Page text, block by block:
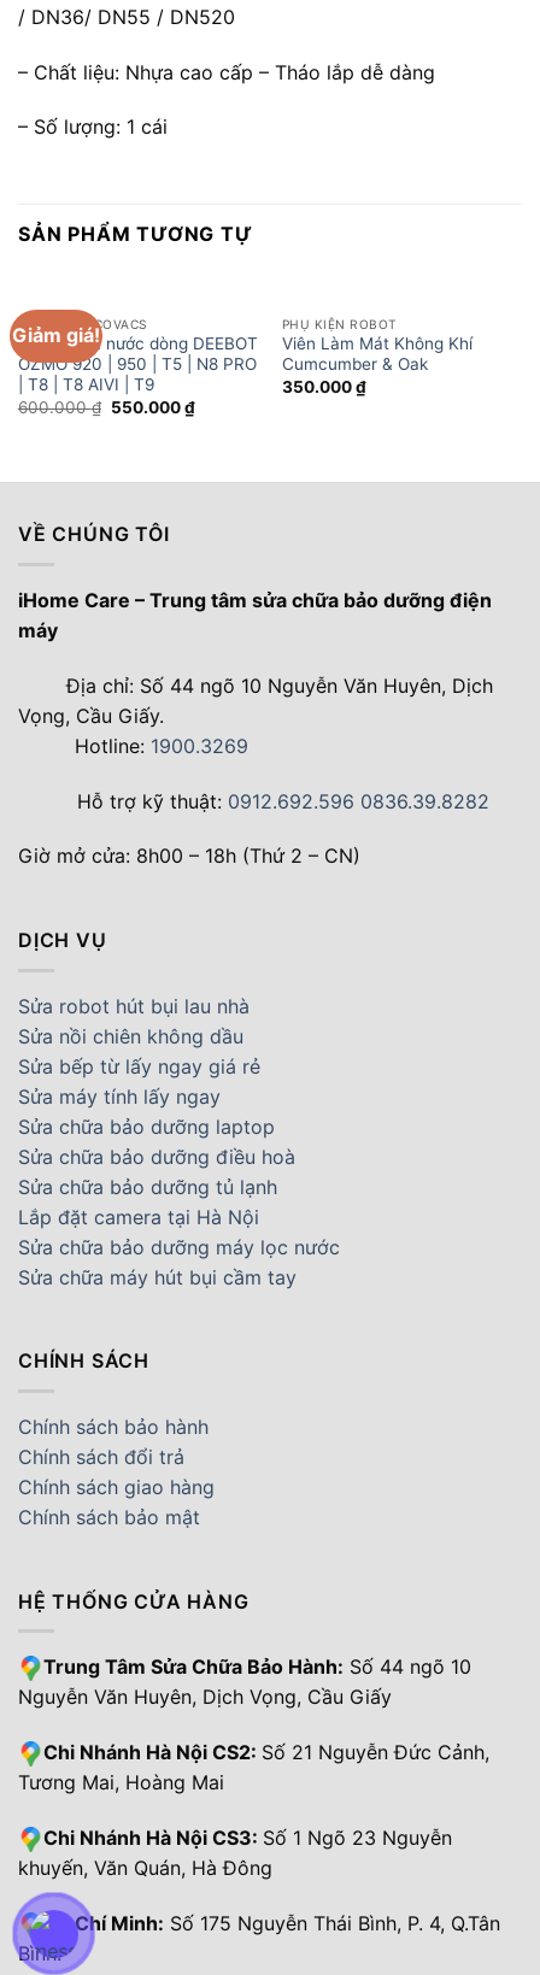
/ DN36/ DN55 / DN520
– Chất liệu: Nhựa cao cấp – Tháo lắp dễ dàng
– Số lượng: 1 cái
SẢN PHẨM TƯƠNG TỰ
Giảm giá!
PHỤ KIỆN ECOVACS
Khay chứa nước dòng DEEBOT
OZMO 920 | 950 | T5 | N8 PRO
| T8 | T8 AIVI | T9
600.000₫ Giá
550.000₫Giá
hiện
PHỤ KIỆN ROBOT
Viên Làm Mát Không Khí
Cumcumber & Oak
350.000₫
VỀ CHÚNG TÔI
iHome Care – Trung tâm sửa chữa bảo dưỡng điện
máy
Địa chỉ: Số 44 ngõ 10 Nguyễn Văn Huyên, Dịch
Vọng, Cầu Giấy.
Hotline: 1900.3269
Hỗ trợ kỹ thuật: 0912.692.596 0836.39.8282
Giờ mở cửa: 8h00 – 18h (Thứ 2 – CN)
DỊCH VỤ
Sửa robot hút bụi lau nhà
Sửa nồi chiên không dầu
Sửa bếp từ lấy ngay giá rẻ
Sửa máy tính lấy ngay
Sửa chữa bảo dưỡng laptop
Sửa chữa bảo dưỡng điều hoà
Sửa chữa bảo dưỡng tủ lạnh
Lắp đặt camera tại Hà Nội
Sửa chữa bảo dưỡng máy lọc nước
Sửa chữa máy hút bụi cầm tay
CHÍNH SÁCH
Chính sách bảo hành
Chính sách đổi trả
Chính sách giao hàng
Chính sách bảo mật
HỆ THỐNG CỬA HÀNG
Trung Tâm Sửa Chữa Bảo Hành: Số 44 ngõ 10
Nguyễn Văn Huyên, Dịch Vọng, Cầu Giấy
Chi Nhánh Hà Nội CS2: Số 21 Nguyễn Đức Cảnh,
Tương Mai, Hoàng Mai
Chi Nhánh Hà Nội CS3: Số 1 Ngõ 23 Nguyễn
khuyến, Văn Quán, Hà Đông
Hồ Chí Minh: Số 175 Nguyễn Thái Bình, P. 4, Q.Tân
Bình.